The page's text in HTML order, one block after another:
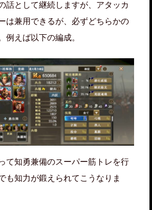
話として継続しますが、アタッカ
は兼用できるが、必ずどちらかの
例えば以下の編成。
て知勇兼備のスーパー筋トレを行
も知力が鍛えられてこうなりま